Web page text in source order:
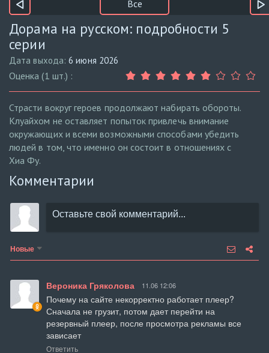
Все
Дорама на русском: подробности 5
серии
Дата выхода:6 июня 2026
Оценка (1 шт.) :
Страсти вокруг героев продолжают набирать обороты.
Клуайхом не оставляет попыток привлечь внимание
окружающих и всеми возможными способами убедить
людей в том, что именно он состоит в отношениях с
Хиа Фу.
Комментарии
Новые
Вероника Гряколова 11.06 12:06
Почему на сайте некорректно работает плеер?
Сначала не грузит, потом дает перейти на
резервный плеер, после просмотра рекламы все
зависает
Ответить